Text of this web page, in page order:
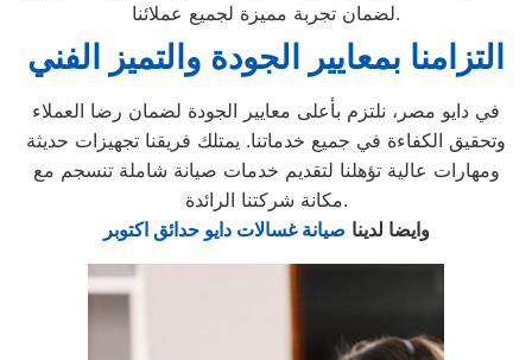
لضمان تجربة مميزة لجميع عملائنا.
التزامنا بمعايير الجودة والتميز الفني
في دايو مصر، نلتزم بأعلى معايير الجودة لضمان رضا العملاء
وتحقيق الكفاءة في جميع خدماتنا. يمتلك فريقنا تجهيزات حديثة
ومهارات عالية تؤهلنا لتقديم خدمات صيانة شاملة تنسجم مع
مكانة شركتنا الرائدة.
وايضا لدينا صيانة غسالات دايو حدائق اكتوبر